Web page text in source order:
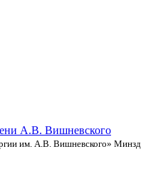
им. А.В. Вишневского»